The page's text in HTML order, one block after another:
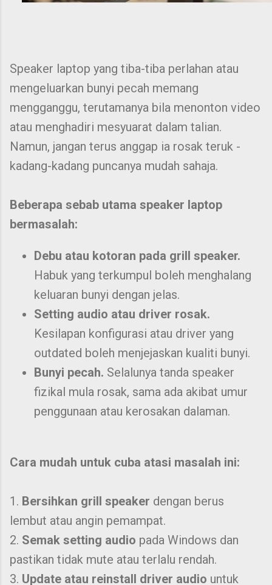
Speaker laptop yang tiba-tiba perlahan atau
mengeluarkan bunyi pecah memang
mengganggu, terutamanya bila menonton video
atau menghadiri mesyuarat dalam talian.
Namun, jangan terus anggap ia rosak teruk -
kadang-kadang puncanya mudah sahaja.
Beberapa sebab utama speaker laptop
bermasalah:
Debu atau kotoran pada grill speaker.
Habuk yang terkumpul boleh menghalang
keluaran bunyi dengan jelas.
Setting audio atau driver rosak.
Kesilapan konfigurasi atau driver yang
outdated boleh menjejaskan kualiti bunyi.
Bunyi pecah. Selalunya tanda speaker
fizikal mula rosak, sama ada akibat umur
penggunaan atau kerosakan dalaman.
Cara mudah untuk cuba atasi masalah ini:
1. Bersihkan grill speaker dengan berus
lembut atau angin pemampat.
2. Semak setting audio pada Windows dan
pastikan tidak mute atau terlalu rendah.
3. Update atau reinstall driver audio untuk